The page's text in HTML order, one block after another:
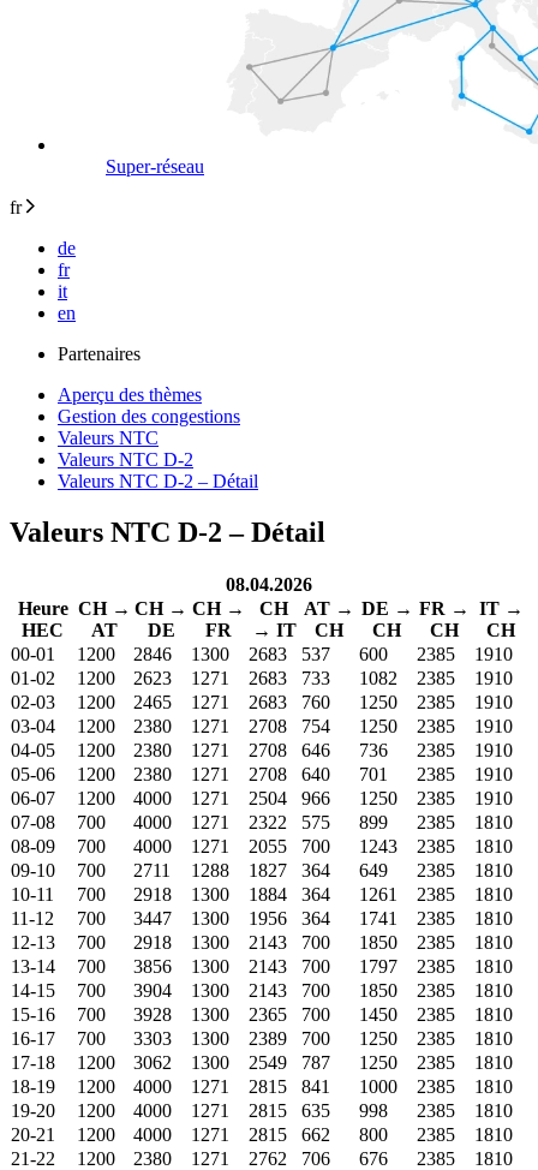
Super-réseau
fr
de
fr
it
en
Partenaires
Aperçu des thèmes
Gestion des congestions
Valeurs NTC
Valeurs NTC D-2
Valeurs NTC D-2 – Détail
Valeurs NTC D-2 – Détail
08.04.2026
Heure
HEC
CH →
AT
CH →
DE
CH →
FR
CH
→ IT
AT →
CH
DE →
CH
FR →
CH
IT →
CH
00-01
1200 2846 1300 2683 537 600 2385
1910
01-02
1200 2623 1271 2683 733 1082 2385
1910
02-03
1200 2465 1271 2683 760 1250 2385
1910
03-04
1200 2380 1271 2708 754 1250 2385
1910
04-05
1200 2380 1271 2708 646 736 2385
1910
05-06
1200 2380 1271 2708 640 701 2385
1910
06-07
1200 4000 1271 2504 966 1250 2385
1910
07-08
700 4000 1271 2322 575 899 2385
1810
08-09
700 4000 1271 2055 700 1243 2385
1810
09-10
700 2711 1288 1827 364 649 2385
1810
10-11
700 2918 1300 1884 364 1261 2385
1810
11-12
700 3447 1300 1956 364 1741 2385
1810
12-13
700 2918 1300 2143 700 1850 2385
1810
13-14
700 3856 1300 2143 700 1797 2385
1810
14-15
700 3904 1300 2143 700 1850 2385
1810
15-16
700 3928 1300 2365 700 1450 2385
1810
16-17
700 3303 1300 2389 700 1250 2385
1810
17-18
1200 3062 1300 2549 787 1250 2385
1810
18-19
1200 4000 1271 2815 841 1000 2385
1810
19-20
1200 4000 1271 2815 635 998 2385
1810
20-21
1200 4000 1271 2815 662 800 2385
1810
21-22
1200 2380 1271 2762 706 676 2385 1810